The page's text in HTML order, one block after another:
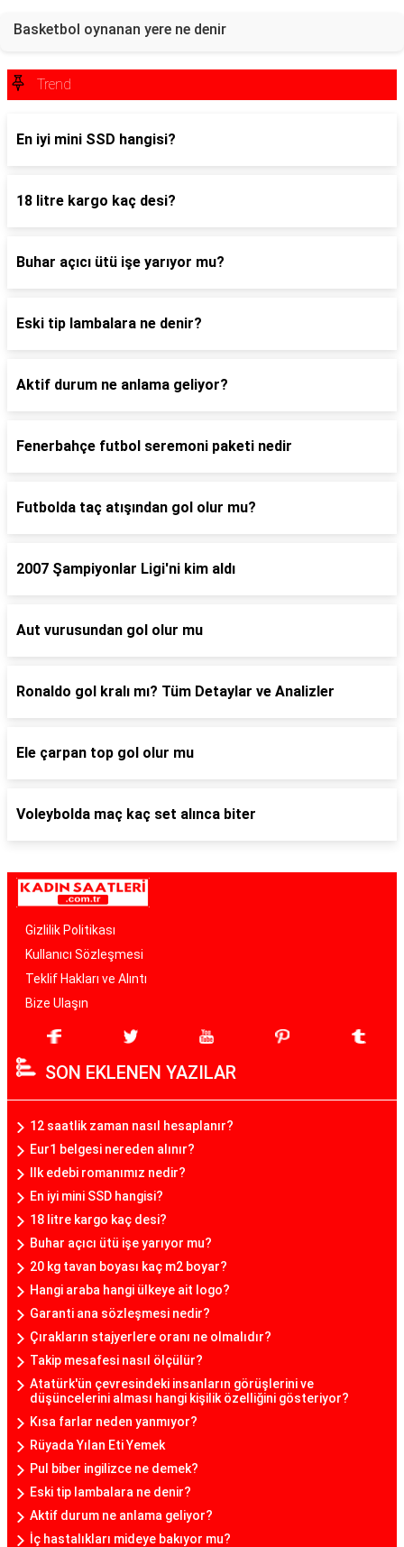
Basketbol oynanan yere ne denir
Trend
En iyi mini SSD hangisi?
18 litre kargo kaç desi?
Buhar açıcı ütü işe yarıyor mu?
Eski tip lambalara ne denir?
Aktif durum ne anlama geliyor?
Fenerbahçe futbol seremoni paketi nedir
Futbolda taç atışından gol olur mu?
2007 Şampiyonlar Ligi'ni kim aldı
Aut vurusundan gol olur mu
Ronaldo gol kralı mı? Tüm Detaylar ve Analizler
Ele çarpan top gol olur mu
Voleybolda maç kaç set alınca biter
Gizlilik Politikası
Kullanıcı Sözleşmesi
Teklif Hakları ve Alıntı
Bize Ulaşın
SON EKLENEN YAZILAR
12 saatlik zaman nasıl hesaplanır?
Eur1 belgesi nereden alınır?
Ilk edebi romanımız nedir?
En iyi mini SSD hangisi?
18 litre kargo kaç desi?
Buhar açıcı ütü işe yarıyor mu?
20 kg tavan boyası kaç m2 boyar?
Hangi araba hangi ülkeye ait logo?
Garanti ana sözleşmesi nedir?
Çırakların stajyerlere oranı ne olmalıdır?
Takip mesafesi nasıl ölçülür?
Atatürk'ün çevresindeki insanların görüşlerini ve
düşüncelerini alması hangi kişilik özelliğini gösteriyor?
Kısa farlar neden yanmıyor?
Rüyada Yılan Eti Yemek
Pul biber ingilizce ne demek?
Eski tip lambalara ne denir?
Aktif durum ne anlama geliyor?
İç hastalıkları mideye bakıyor mu?